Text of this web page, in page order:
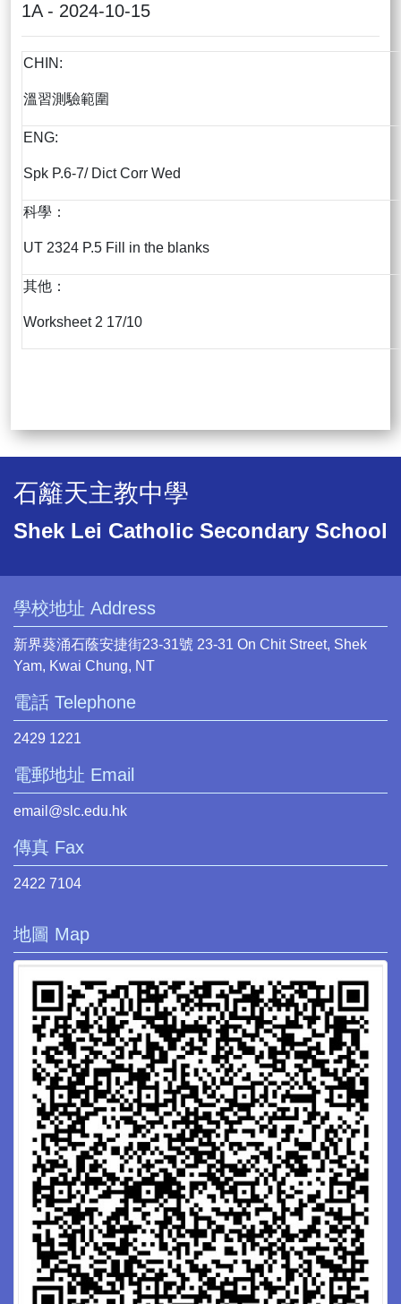
1A - 2024-10-15
CHIN:
溫習測驗範圍
ENG:
Spk P.6-7/ Dict Corr Wed
科學：
UT 2324 P.5 Fill in the blanks
其他：
Worksheet 2 17/10
石籬天主教中學
Shek Lei Catholic Secondary School
學校地址 Address
新界葵涌石蔭安捷街23-31號 23-31 On Chit Street, Shek
Yam, Kwai Chung, NT
電話 Telephone
2429 1221
電郵地址 Email
email@slc.edu.hk
傳真 Fax
2422 7104
地圖 Map